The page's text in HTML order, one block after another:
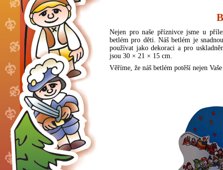
Nejen pro naše příznivce jsme u
betlém pro děti. Náš betlém je
používat jako dekoraci a pro
jsou 30 × 21 × 15 cm.
Věříme, že náš betlém potěší nejen